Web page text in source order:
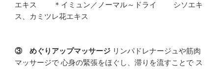
エキス ＊イミュン／ノーマル～ドライ シソエキ
ス、カミツレ花エキス
③ めぐりアップマッサージ リンパドレナージュや筋肉
マッサージで 心身の緊張をほぐし、滞りを流すことで ス